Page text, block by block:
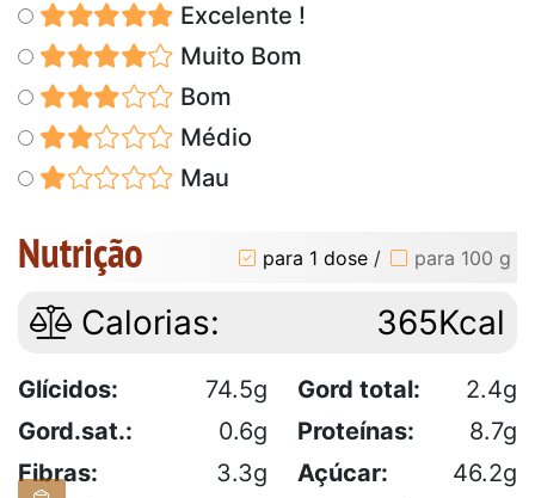
Excelente !
Muito Bom
Bom
Médio
Mau
Nutrição para 1 dose / para 100 g
Calorias: 365Kcal
Glícidos: 74.5g Gord total:
2.4g
Gord.sat.:
0.6g Proteínas:
8.7g
Fibras:
3.3g Açúcar:
46.2g